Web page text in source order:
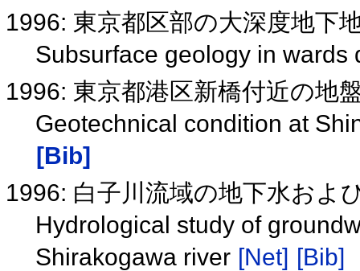
1996: 東京都区部の大深度地下
Subsurface geology in wards
1996: 東京都港区新橋付近の地
Geotechnical condition at
[Bib]
1996: 白子川流域の地下水およ
Hydrological study of
Shirakogawa river [Net] [Bib]